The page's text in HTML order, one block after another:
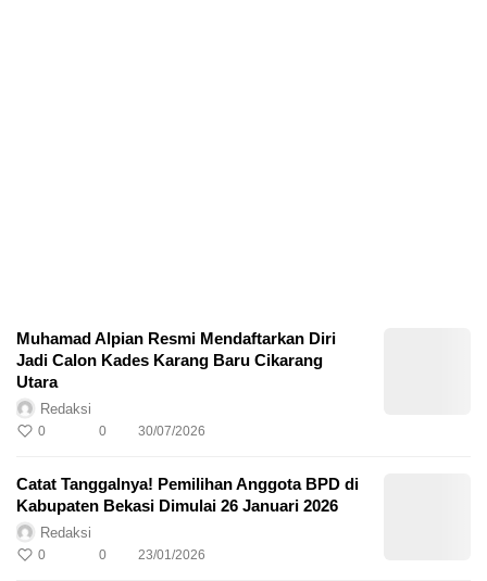
Muhamad Alpian Resmi Mendaftarkan Diri
Jadi Calon Kades Karang Baru Cikarang
Utara
Redaksi
0 0 30/07/2026
Catat Tanggalnya! Pemilihan Anggota BPD di
Kabupaten Bekasi Dimulai 26 Januari 2026
Redaksi
0 0 23/01/2026